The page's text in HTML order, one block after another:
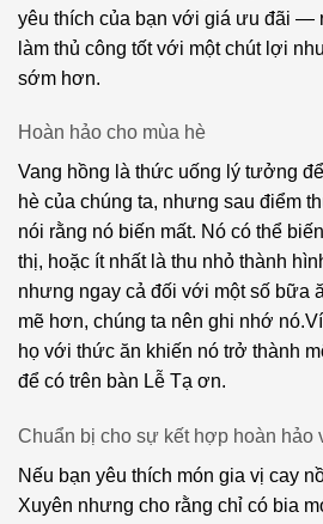
Nero
d’Avola
Nero
Troia
Nocera
Oseleta
Pecorino
Pedro
Ximenez
Meslier
Petit
Verdot
Marzano
Vang
Simone
Vang
Schola
Sarmenti
Vang
Stemmari
Vang
Tavernello
Tenute
Ca’Botta
Vang
yêu thích của bạn với giá ưu đãi —
làm thủ công tốt với một chút lợi
sớm hơn.
Hoàn hảo cho mùa hè
Vang hồng là thức uống lý tưởng
hè của chúng ta, nhưng sau điểm
nói rằng nó biến mất. Nó có thể
thị, hoặc ít nhất là thu nhỏ thành
nhưng ngay cả đối với một số bữa
mẽ hơn, chúng ta nên ghi nhớ
họ với thức ăn khiến nó trở thành
để có trên bàn Lễ Tạ ơn.
Chuẩn bị cho sự kết hợp hoàn hảo
Nếu bạn yêu thích món gia vị cay
Xuyên nhưng cho rằng chỉ có bia